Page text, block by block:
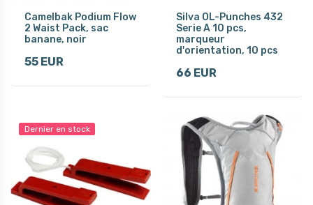
Camelbak Podium Flow
2 Waist Pack, sac
banane, noir
55 EUR
Silva OL-Punches 432
Serie A 10 pcs,
marqueur
d'orientation, 10 pcs
66 EUR
Dernier en stock